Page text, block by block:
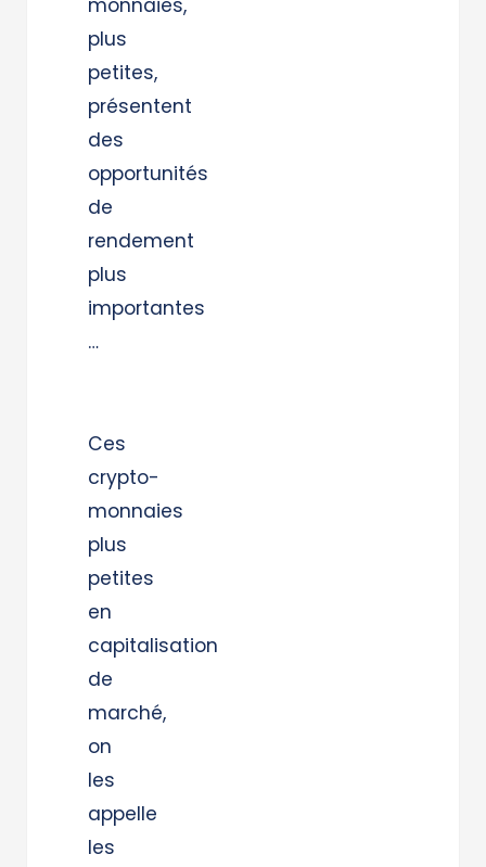
plus
petites,
présentent
des
opportunités
de
rendement
plus
importantes
…
Ces
crypto-
monnaies
plus
petites
en
capitalisation
de
marché,
on
les
appelle
les